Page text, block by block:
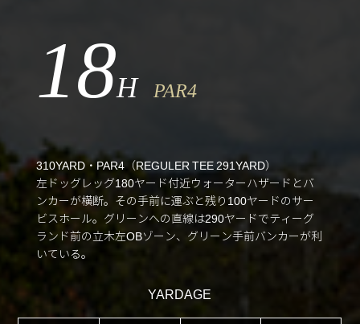
18H PAR4
310YARD・PAR4（REGULER TEE 291YARD）
左ドッグレッグ180ヤード付近ウォーターハザードとバ
ンカーが横断。その手前に運ぶと残り100ヤードのサー
ビスホール。グリーンへの直線は290ヤードでティーグ
ランド前の立木左OBゾーン、グリーン手前バンカーが利
いている。
YARDAGE